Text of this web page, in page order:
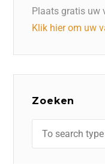
Plaats gratis uw
Klik hier om uw
Zoeken